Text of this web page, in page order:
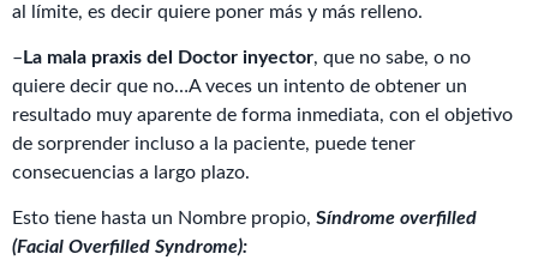
al límite, es decir quiere poner más y más relleno.
– La mala praxis del Doctor inyector, que no sabe, o no
quiere decir que no…A veces un intento de obtener un
resultado muy aparente de forma inmediata, con el objetivo
de sorprender incluso a la paciente, puede tener
consecuencias a largo plazo.
Esto tiene hasta un Nombre propio, Síndrome overfilled
(Facial Overfilled Syndrome):